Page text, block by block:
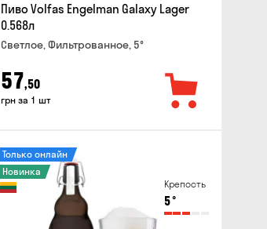
Пиво Volfas Engelman Galaxy Lager
0.568л
Светлое, Фильтрованное, 5°
57,50
грн за 1 шт
Крепость
5°
Только онлайн
Новинка